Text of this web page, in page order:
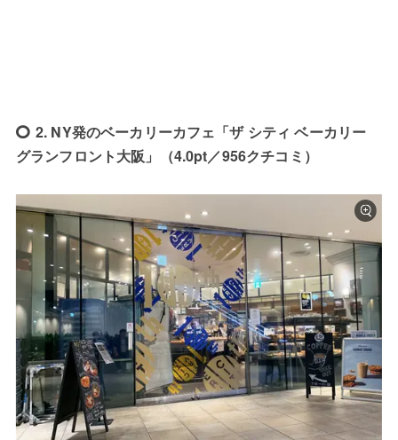
2. NY発のベーカリーカフェ「ザ シティ ベーカリー
グランフロント大阪」（4.0pt／956クチコミ）